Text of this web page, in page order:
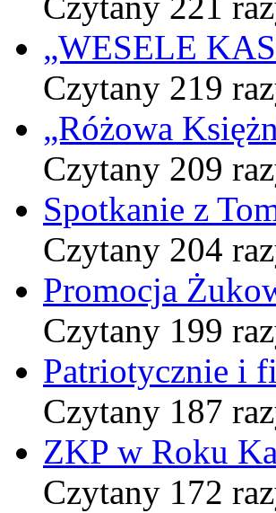
„WESELE
Czytany 219
„Różowa
Czytany 209
Spotkanie z
Czytany 204
Promocja
Czytany 199
Patriotycznie i
Czytany 187
ZKP w Roku
Czytany 172